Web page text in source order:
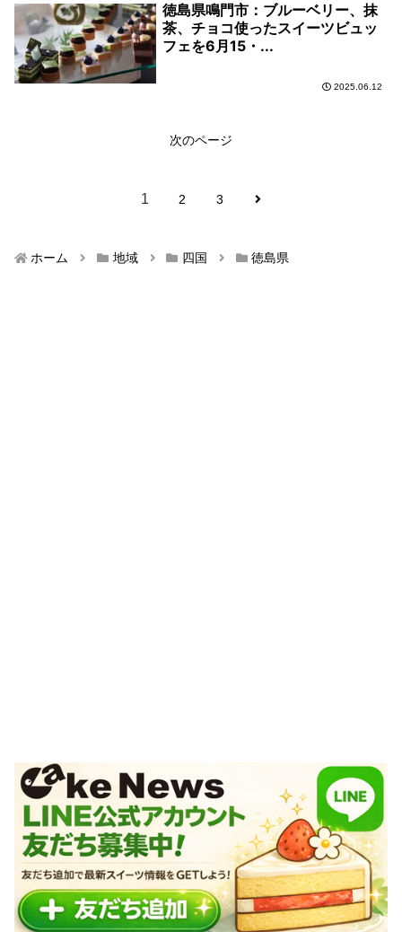
徳島県鳴門市：ブルーベリー、抹
茶、チョコ使ったスイーツビュッ
フェを6月15・...
2025.06.12
次のページ
1 2 3
ホーム 地域 四国 徳島県